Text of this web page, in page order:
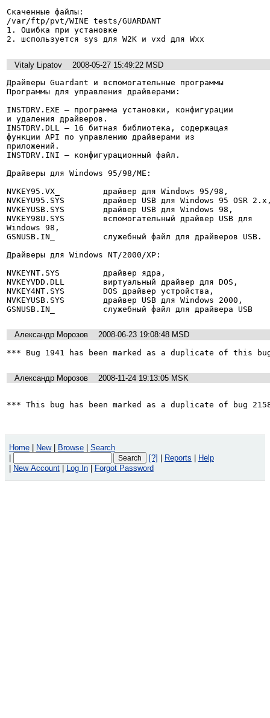
Скаченные файлы:
/var/ftp/pvt/WINE tests/GUARDANT
1. Ошибка при установке
2. шспользуется sys для W2K и vxd для Wxx
Vitaly Lipatov
2008-05-27 15:49:22 MSD
Драйверы Guardant и вспомогательные программы
Программы для управления драйверами:
INSTDRV.EXE – программа установки, конфигурации
и удаления драйверов.
INSTDRV.DLL – 16 битная библиотека, содержащая
функции API по управлению драйверами из
приложений.
INSTDRV.INI – конфигурационный файл.
Драйверы для Windows 95/98/ME:
NVKEY95.VX_         драйвер для Windows 95/98,
NVKEYU95.SYS        драйвер USB для Windows 95 OSR
NVKEYUSB.SYS        драйвер USB для Windows 98,
NVKEY98U.SYS        вспомогательный драйвер USB для
Windows 98,
GSNUSB.IN_          служебный файл для драйверов USB.
Драйверы для Windows NT/2000/XP:
NVKEYNT.SYS         драйвер ядра,
NVKEYVDD.DLL        виртуальный драйвер для DOS,
NVKEY4NT.SYS        DOS драйвер устройства,
NVKEYUSB.SYS        драйвер USB для Windows 2000,
GSNUSB.IN_          служебный файл для драйвера USB
Александр Морозов
2008-06-23 19:08:48 MSD
*** Bug 1941 has been marked as a duplicate of this
Александр Морозов 2008-11-24 19:13:05 MSK
*** This bug has been marked as a duplicate of bug
Home New Browse
Search
[?] Reports
Help
New Account Log In Forgot Password